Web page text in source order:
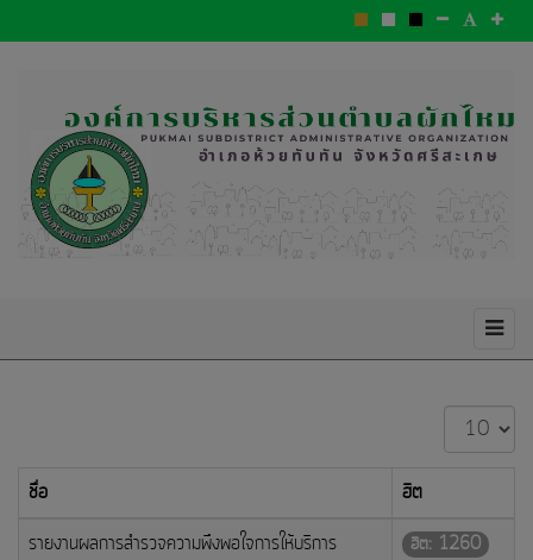
แสดง
#
ชื่อ
ฮิต
รายงานผลการสำรวจความพึงพอใจการให้บริการ
ฮิต: 1260